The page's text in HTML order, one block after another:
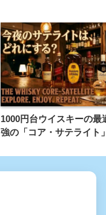
1000円台ウイスキーの最
強の「コア・サテライト